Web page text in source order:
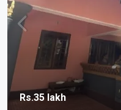
Rs.35 lakh